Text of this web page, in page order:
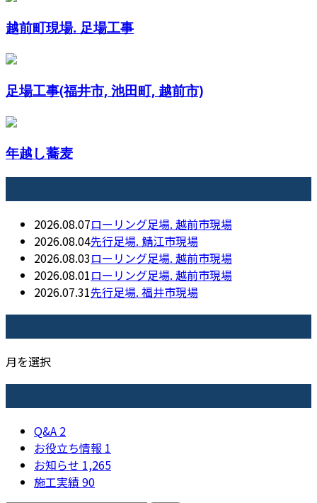
越前町現場. 足場工事
足場工事(福井市, 池田町, 越前市)
年越し蕎麦
2026.08.07ローリング足場. 越前市現場
2026.08.04先行足場. 鯖江市現場
2026.08.03ローリング足場. 越前市現場
2026.08.01ローリング足場. 越前市現場
2026.07.31先行足場. 福井市現場
月を選択
Q&A 2
お役立ち情報 1
お知らせ 1,265
施工実績90